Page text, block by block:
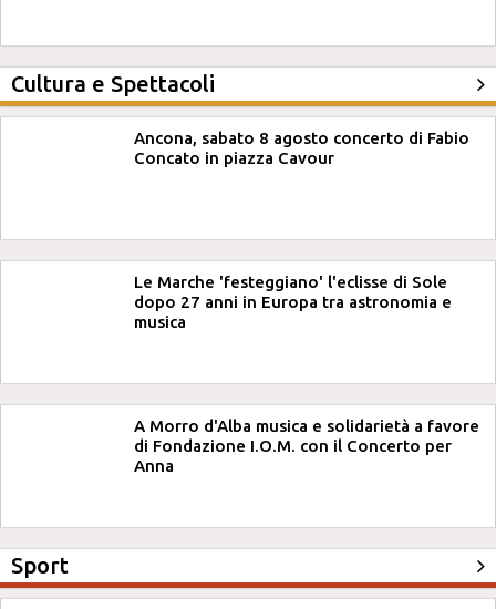
Cultura e Spettacoli
Ancona, sabato 8 agosto concerto di Fabio
Concato in piazza Cavour
Le Marche 'festeggiano' l'eclisse di Sole
dopo 27 anni in Europa tra astronomia e
musica
A Morro d'Alba musica e solidarietà a favore
di Fondazione I.O.M. con il Concerto per
Anna
Sport